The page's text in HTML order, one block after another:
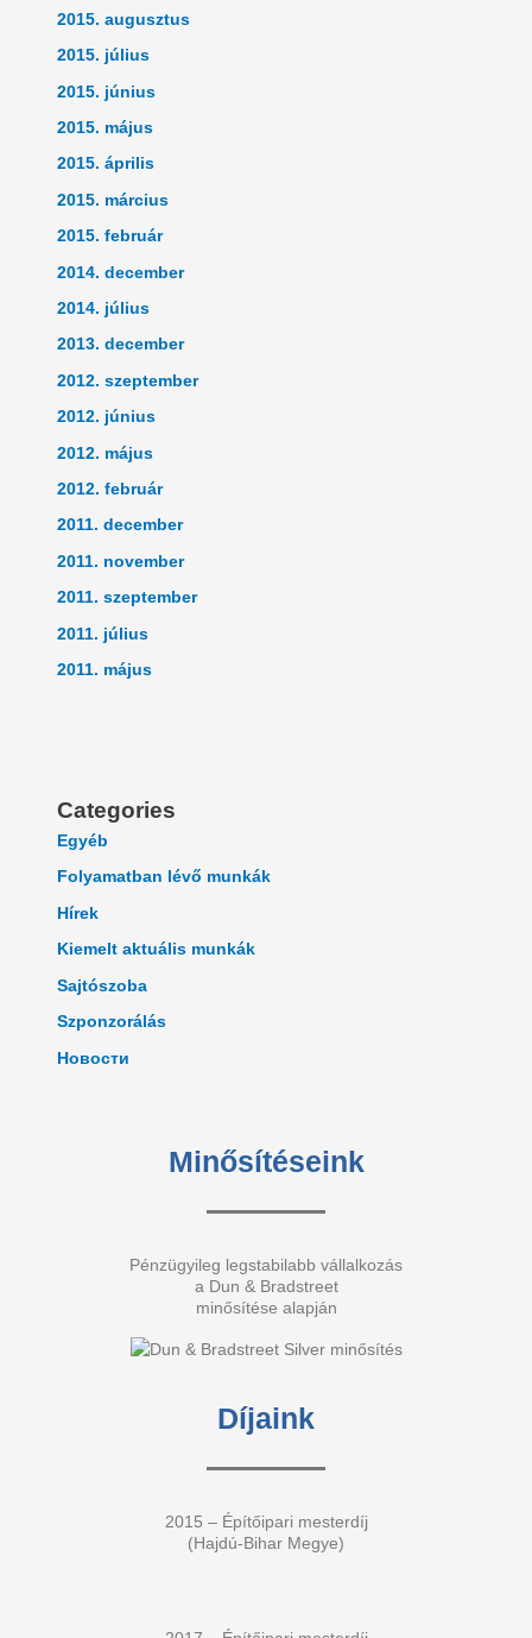
2015. augusztus
2015. július
2015. június
2015. május
2015. április
2015. március
2015. február
2014. december
2014. július
2013. december
2012. szeptember
2012. június
2012. május
2012. február
2011. december
2011. november
2011. szeptember
2011. július
2011. május
Categories
Egyéb
Folyamatban lévő munkák
Hírek
Kiemelt aktuális munkák
Sajtószoba
Szponzorálás
Новости
Minősítéseink
Pénzügyileg legstabilabb vállalkozás
a Dun & Bradstreet
minősítése alapján
Díjaink
2015 – Építőipari mesterdíj
(Hajdú-Bihar Megye)